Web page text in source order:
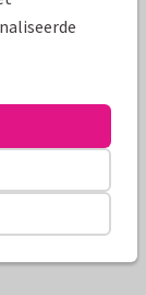
van tederheid
maar